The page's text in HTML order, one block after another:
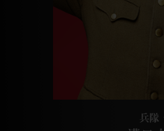
兵隊